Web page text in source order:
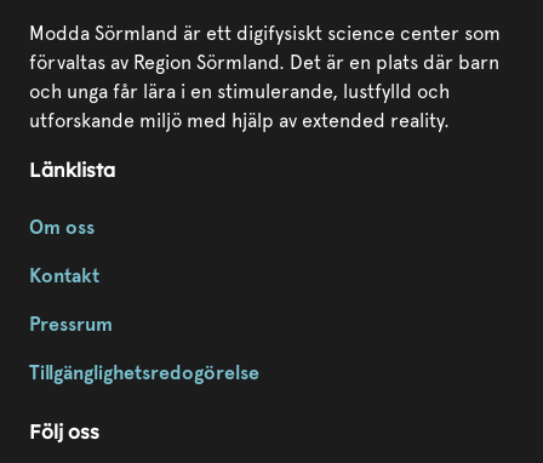
Modda Sörmland är ett digifysiskt science center som
förvaltas av Region Sörmland. Det är en plats där barn
och unga får lära i en stimulerande, lustfylld och
utforskande miljö med hjälp av extended reality.
Länklista
Om oss
Kontakt
Pressrum
Tillgänglighetsredogörelse
Följ oss